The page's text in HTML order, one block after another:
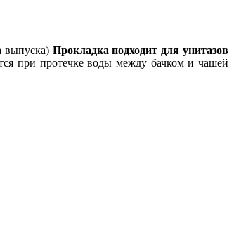
выпуска) Прокладка подходит для унитазов
при протечке воды между бачком и чашей